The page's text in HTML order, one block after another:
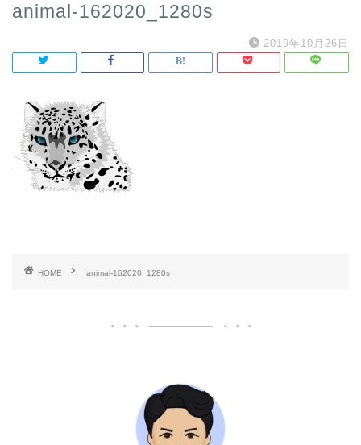
animal-162020_1280s
2019年10月26日
HOME animal-162020_1280s